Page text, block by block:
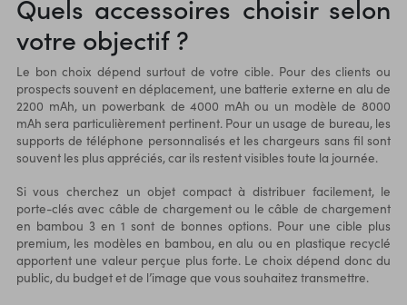
Quels accessoires choisir selon
votre objectif ?
Le bon choix dépend surtout de votre cible. Pour des clients ou
prospects souvent en déplacement, une batterie externe en alu de
2200 mAh, un powerbank de 4000 mAh ou un modèle de 8000
mAh sera particulièrement pertinent. Pour un usage de bureau, les
supports de téléphone personnalisés et les chargeurs sans fil sont
souvent les plus appréciés, car ils restent visibles toute la journée.
Si vous cherchez un objet compact à distribuer facilement, le
porte-clés avec câble de chargement ou le câble de chargement
en bambou 3 en 1 sont de bonnes options. Pour une cible plus
premium, les modèles en bambou, en alu ou en plastique recyclé
apportent une valeur perçue plus forte. Le choix dépend donc du
public, du budget et de l’image que vous souhaitez transmettre.